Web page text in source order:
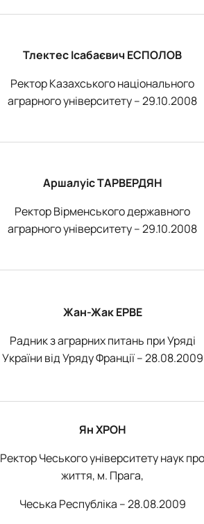
Тлектес Ісабаєвич ЕСПОЛОВ
Ректор Казахського національного
аграрного університету – 29.10.2008
Аршалуіс ТАРВЕРДЯН
Ректор Вірменського державного
аграрного університету – 29.10.2008
Жан-Жак ЕРВЕ
Радник з аграрних питань при Уряді
України від Уряду Франції – 28.08.2009
Ян ХРОН
Ректор Чеського університету наук про
життя, м. Прага,
Чеська Республіка – 28.08.2009